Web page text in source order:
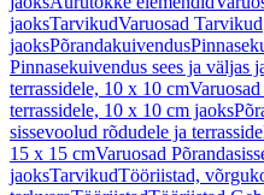
jaoksTarvikudVaruosad Tarvikud
jaoksPõrandakuivendus
Pinnasekuivendus sees ja väljas
terrassidele, 10 x 10 cm
terrassidele, 10 x 10 cm jaoks
sissevoolud rõdudele ja
15 x 15 cmVaruosad
jaoksTarvikudTööriistad,